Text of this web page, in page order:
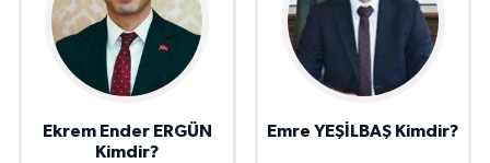
Ekrem Ender ERGÜN
Kimdir?
Emre YEŞİLBAŞ Kimdir?